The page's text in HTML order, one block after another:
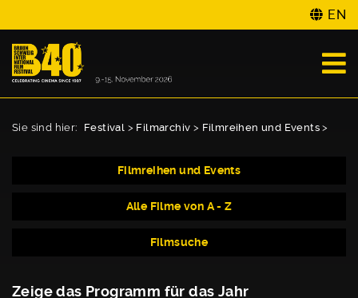
EN
Sie sind hier: Festival > Filmarchiv > Filmreihen und Events >
Filmreihen und Events
Alle Filme von A - Z
Filmsuche
Zeige das Programm für das Jahr